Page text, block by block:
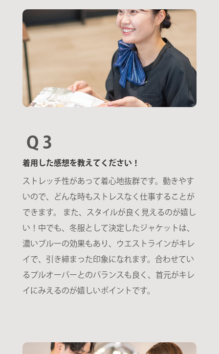
Q 3
着用した感想を教えてください！
ストレッチ性があって着心地抜群です。動きやす
いので、どんな時もストレスなく仕事することが
できます。 また、スタイルが良く見えるのが嬉し
い！中でも、冬服として決定したジャケットは、
濃いブルーの効果もあり、ウエストラインがキレ
イで、引き締まった印象になれます。合わせてい
るプルオーバーとのバランスも良く、首元がキレ
イにみえるのが嬉しいポイントです。